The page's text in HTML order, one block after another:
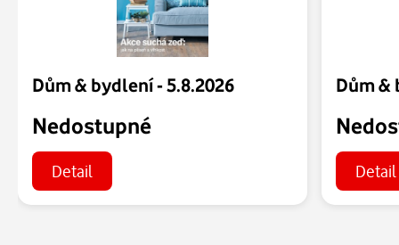
Dům & bydlení - 5.8.2026
Nedostupné
Detail
Dům &
Detail